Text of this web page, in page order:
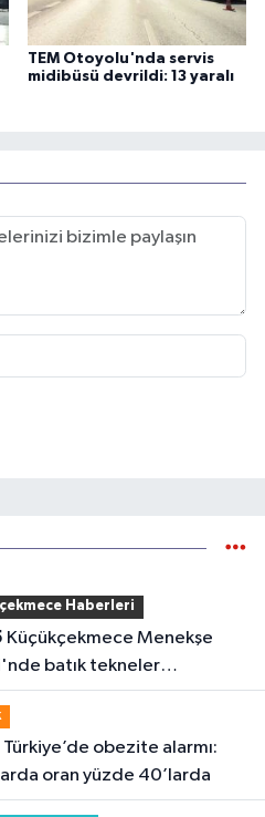
TEM Otoyolu'nda servis
midibüsü devrildi: 13 yaralı
Haberleri
batık tekneler
yuvası oldu
oran yüzde 40’larda